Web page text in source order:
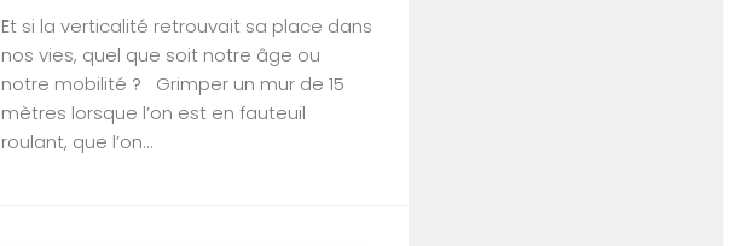
Et si la verticalité retrouvait sa place dans
nos vies, quel que soit notre âge ou
notre mobilité ? Grimper un mur de 15
mètres lorsque l’on est en fauteuil
roulant, que l’on...